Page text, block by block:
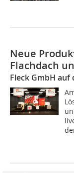
Neue
Flachdach
Fleck GmbH auf